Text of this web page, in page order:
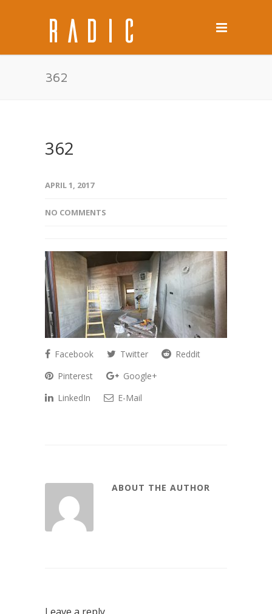
362
362
APRIL 1, 2017
NO COMMENTS
Facebook Twitter
Reddit
Pinterest
Google+
LinkedIn
E-Mail
ABOUT THE AUTHOR